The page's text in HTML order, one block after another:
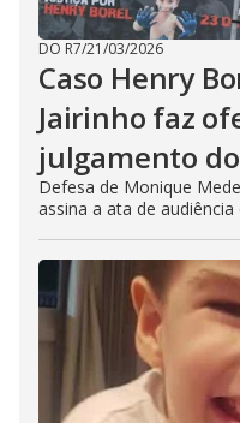
DO R7/21/03/2026
Caso Henry
Jairinho faz
julgamento
Defesa de Monique
assina a ata de